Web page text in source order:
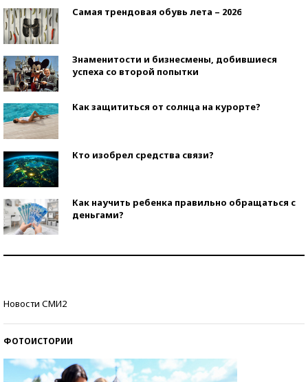
Самая трендовая обувь лета – 2026
Знаменитости и бизнесмены, добившиеся
успеха со второй попытки
Как защититься от солнца на курорте?
Кто изобрел средства связи?
Как научить ребенка правильно обращаться с
деньгами?
Новости СМИ2
ФОТОИСТОРИИ